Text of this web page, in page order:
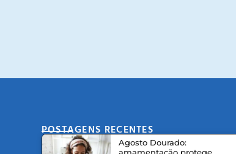
POSTAGENS RECENTES
Agosto Dourado:
amamentação protege,